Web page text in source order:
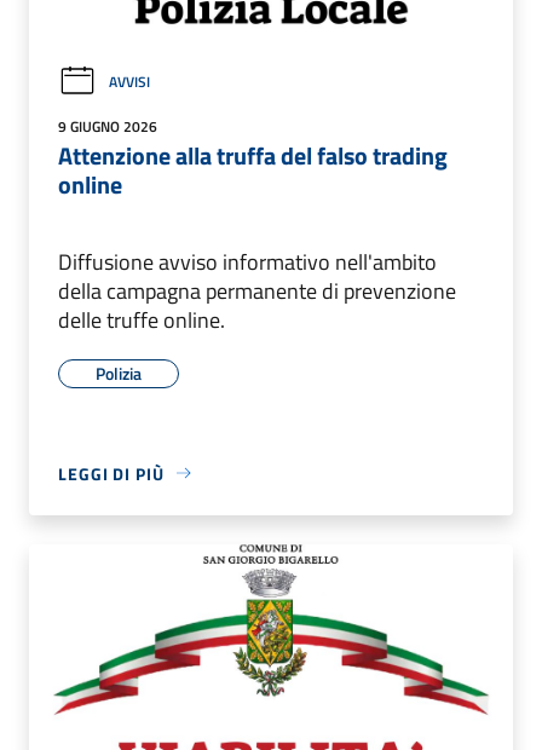
AVVISI
9 GIUGNO 2026
Attenzione alla truffa del falso trading
online
Diffusione avviso informativo nell'ambito
della campagna permanente di prevenzione
delle truffe online.
Polizia
LEGGI DI PIÙ